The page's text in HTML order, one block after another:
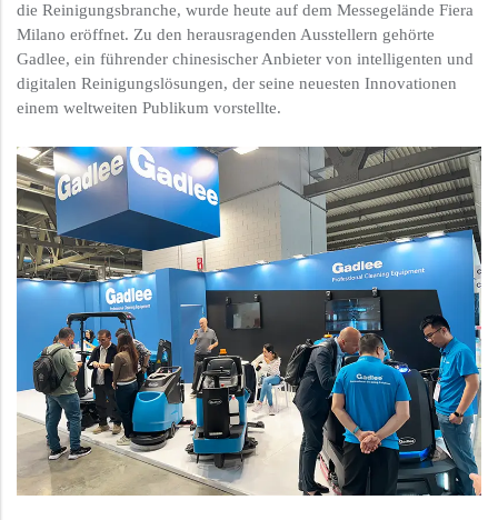
die Reinigungsbranche, wurde heute auf dem Messegelände Fiera
Milano eröffnet. Zu den herausragenden Ausstellern gehörte
Gadlee, ein führender chinesischer Anbieter von intelligenten und
digitalen Reinigungslösungen, der seine neuesten Innovationen
einem weltweiten Publikum vorstellte.